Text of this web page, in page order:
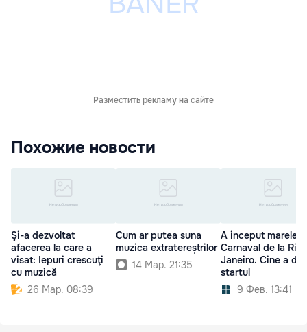
Разместить рекламу на сайте
Похожие новости
Şi-a dezvoltat
afacerea la care a
visat: Iepuri crescuţi
cu muzică
26 Мар. 08:39
Cum ar putea suna
muzica extratereștrilor
14 Мар. 21:35
A inceput marele
Carnaval de la Rio
Janeiro. Cine a dat
startul
9 Фев. 13:41